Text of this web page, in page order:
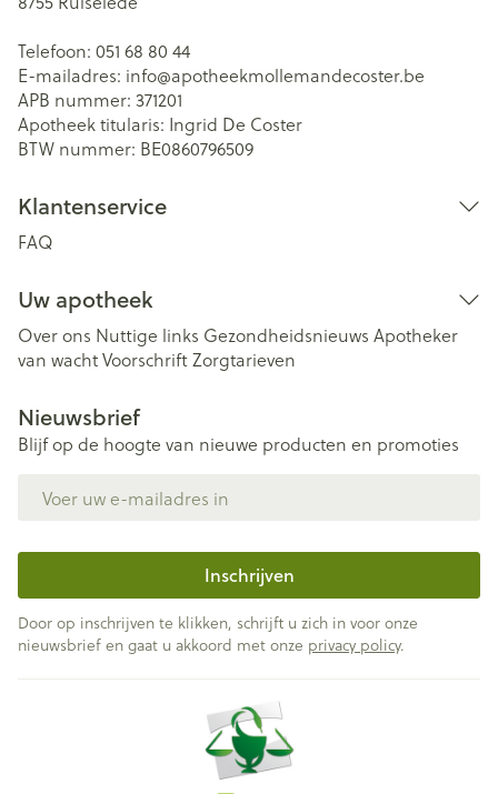
Telefoon: 051 68 80 44
E-mailadres: info@apotheekmollemandecoster.be
APB nummer: 371201
Apotheek titularis: Ingrid De Coster
BTW nummer: BE0860796509
Klantenservice
FAQ
Uw apotheek
Over ons Nuttige links Gezondheidsnieuws Apotheker
van wachtVoorschriftZorgtarieven
Nieuwsbrief
Blijf op de hoogte van nieuwe producten en promoties
Inschrijven
Door op inschrijven te klikken, schrijft u zich in voor onze
nieuwsbrief en gaat u akkoord met onze privacy policy.